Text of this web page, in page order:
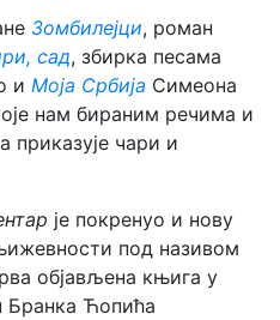
Зомбилејци, роман
сад, збирка песама
и Моја Србија Симеона
нам бираним речима и
приказује чари и
је покренуо и нову
под називом
објављена књига у
Бранка Ћопића